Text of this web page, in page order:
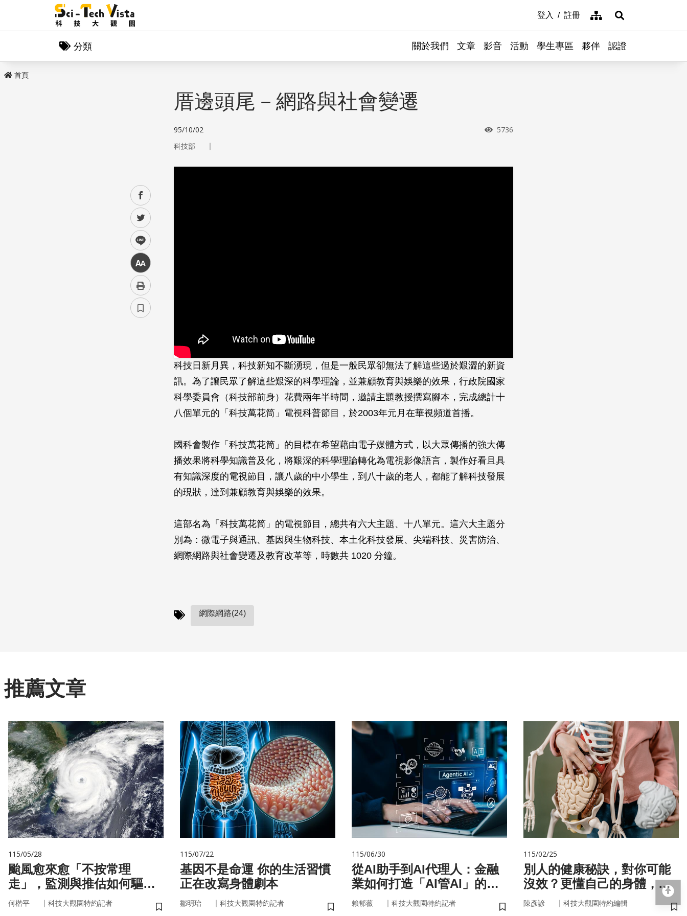
登入 註冊 網站導覽展開搜尋
分類 關於我們 文章 影音 活動 學生專區 夥伴 認證
首頁
facebook
twitter
line
中
厝邊頭尾－網路與社會變遷
95/10/02 瀏覽次數
5736
科技部 ｜
科技日新月異，科技新知不斷湧現，但是一般民眾卻無法了解這些過於艱澀的新資
訊。為了讓民眾了解這些艱深的科學理論，並兼顧教育與娛樂的效果，行政院國家
科學委員會（科技部前身）花費兩年半時間，邀請主題教授撰寫腳本，完成總計十
八個單元的「科技萬花筒」電視科普節目，於2003年元月在華視頻道首播。
國科會製作「科技萬花筒」的目標在希望藉由電子媒體方式，以大眾傳播的強大傳
播效果將科學知識普及化，將艱深的科學理論轉化為電視影像語言，製作好看且具
有知識深度的電視節目，讓八歲的中小學生，到八十歲的老人，都能了解科技發展
的現狀，達到兼顧教育與娛樂的效果。
這部名為「科技萬花筒」的電視節目，總共有六大主題、十八單元。這六大主題分
別為：微電子與通訊、基因與生物科技、本土化科技發展、尖端科技、災害防治、
網際網路與社會變遷及教育改革等，時數共 1020 分鐘。
網際網路(24)
推薦文章
115/05/28
颱風愈來愈「不按常理
走」，監測與推估如何驅動
防災決策？
何楷平 ｜ 科技大觀園特約記者
儲存書籤
115/07/22
基因不是命運 你的生活習慣
正在改寫身體劇本
鄒明珆 ｜ 科技大觀園特約記者
儲存書籤
115/06/30
從AI助手到AI代理人：金融
業如何打造「AI管AI」的新
治理模式？
賴郁薇 ｜ 科技大觀園特約記者
儲存書籤
115/02/25
別人的健康秘訣，對你可能
沒效？更懂自己的身體，才
更能「精準健康」！
陳彥諺 ｜ 科技大觀園特約編輯
儲
回